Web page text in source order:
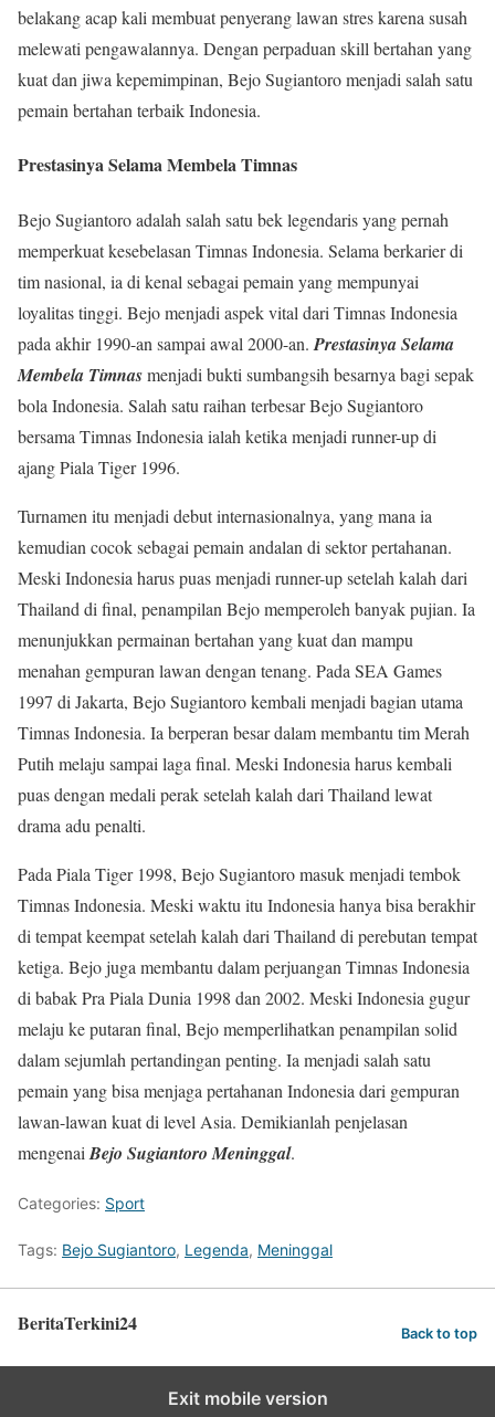
belakang acap kali membuat penyerang lawan stres karena susah
melewati pengawalannya. Dengan perpaduan skill bertahan yang
kuat dan jiwa kepemimpinan, Bejo Sugiantoro menjadi salah satu
pemain bertahan terbaik Indonesia.
Prestasinya Selama Membela Timnas
Bejo Sugiantoro adalah salah satu bek legendaris yang pernah
memperkuat kesebelasan Timnas Indonesia. Selama berkarier di
tim nasional, ia di kenal sebagai pemain yang mempunyai
loyalitas tinggi. Bejo menjadi aspek vital dari Timnas Indonesia
pada akhir 1990-an sampai awal 2000-an. Prestasinya Selama
Membela Timnasmenjadi bukti sumbangsih besarnya bagi sepak
bola Indonesia. Salah satu raihan terbesar Bejo Sugiantoro
bersama Timnas Indonesia ialah ketika menjadi runner-up di
ajang Piala Tiger 1996.
Turnamen itu menjadi debut internasionalnya, yang mana ia
kemudian cocok sebagai pemain andalan di sektor pertahanan.
Meski Indonesia harus puas menjadi runner-up setelah kalah dari
Thailand di final, penampilan Bejo memperoleh banyak pujian. Ia
menunjukkan permainan bertahan yang kuat dan mampu
menahan gempuran lawan dengan tenang. Pada SEA Games
1997 di Jakarta, Bejo Sugiantoro kembali menjadi bagian utama
Timnas Indonesia. Ia berperan besar dalam membantu tim Merah
Putih melaju sampai laga final. Meski Indonesia harus kembali
puas dengan medali perak setelah kalah dari Thailand lewat
drama adu penalti.
Pada Piala Tiger 1998, Bejo Sugiantoro masuk menjadi tembok
Timnas Indonesia. Meski waktu itu Indonesia hanya bisa berakhir
di tempat keempat setelah kalah dari Thailand di perebutan tempat
ketiga. Bejo juga membantu dalam perjuangan Timnas Indonesia
di babak Pra Piala Dunia 1998 dan 2002. Meski Indonesia gugur
melaju ke putaran final, Bejo memperlihatkan penampilan solid
dalam sejumlah pertandingan penting. Ia menjadi salah satu
pemain yang bisa menjaga pertahanan Indonesia dari gempuran
lawan-lawan kuat di level Asia. Demikianlah penjelasan
mengenai Bejo Sugiantoro Meninggal.
Categories: Sport
Tags: Bejo Sugiantoro, Legenda, Meninggal
BeritaTerkini24 Back to top
Exit mobile version